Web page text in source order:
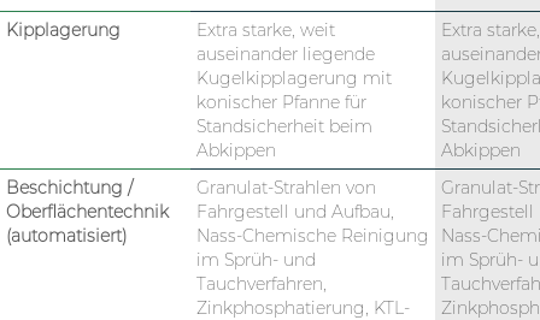
Kipplagerung
Extra starke, weit
auseinander liegende
Kugelkipplagerung mit
konischer Pfanne für
Standsicherheit beim
Abkippen
Extra
konischer
Abkippen
Beschichtung /
Oberflächentechnik
(automatisiert)
Granulat-Strahlen von
Fahrgestell und Aufbau,
Nass-Chemische Reinigung
im Sprüh- und
Tauchverfahren,
Zinkphosphatierung, KTL-
Granulat-
Fahrgestell
Nass-
im Sprüh-